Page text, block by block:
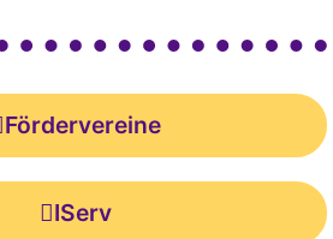
Fördervereine
IServ